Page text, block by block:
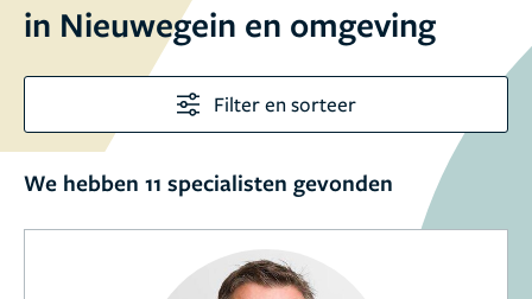
in Nieuwegein en omgeving
Filter en sorteer
We hebben 11 specialisten gevonden